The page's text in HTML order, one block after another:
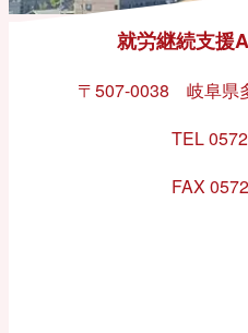
就労継続支援
〒507-0038 岐阜県
TEL
FAX